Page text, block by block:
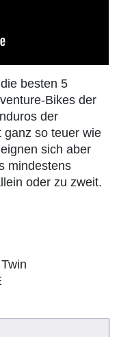
besten 5
Bikes der
der
ganz so teuer wie
sich aber
mindestens
oder zu zweit.